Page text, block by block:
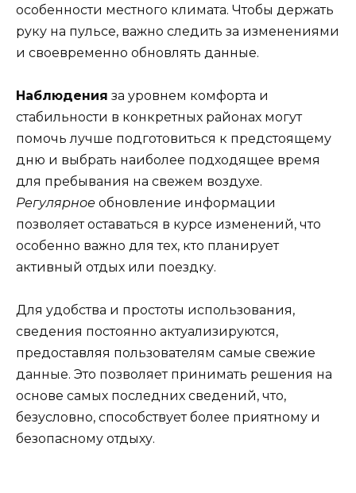
особенности местного климата. Чтобы держать
руку на пульсе, важно следить за изменениями
и своевременно обновлять данные.
Наблюдения за уровнем комфорта и
стабильности в конкретных районах могут
помочь лучше подготовиться к предстоящему
дню и выбрать наиболее подходящее время
для пребывания на свежем воздухе.
Регулярное обновление информации
позволяет оставаться в курсе изменений, что
особенно важно для тех, кто планирует
активный отдых или поездку.
Для удобства и простоты использования,
сведения постоянно актуализируются,
предоставляя пользователям самые свежие
данные. Это позволяет принимать решения на
основе самых последних сведений, что,
безусловно, способствует более приятному и
безопасному отдыху.